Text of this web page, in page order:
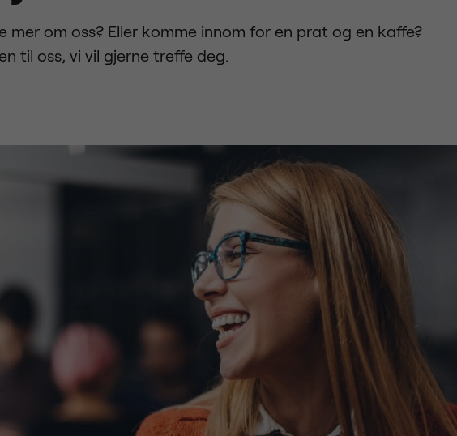
mer om oss? Eller komme innom for en prat og en kaffe?
til oss, vi vil gjerne treffe deg.